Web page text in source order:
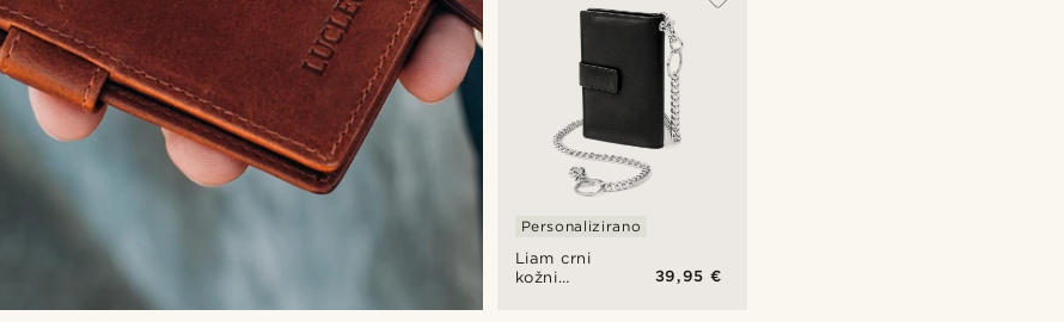
Liam crni
kožni
Personalizirano
39,95 €